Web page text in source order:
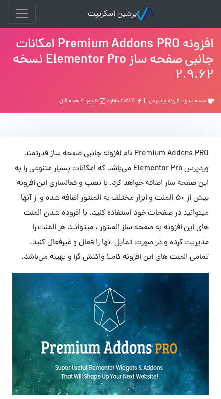
پرشین اسکریپت
افزونه Premium Addons PRO امکانات
جانبی صفحه ساز Elementor Pro نسخه
2.9.62
دسته بندی: افزونه وردپرس, | تاریخ: ۲ هفته قبل
Premium Addons PRO نام افزونه جانبی صفحه ساز قدرتمند
وردپرس Elementor Pro می‌باشد که امکانات بسیار متنوعی را به
این صفحه ساز اضافه خواهد کرد. با نصب و فعالسازی این افزونه
بیش از 50 المنت و ابزار مختلف به المنتور اضافه شده و از آنها
میتوانید در صفحات خود استفاده کنید. با افزوده شدن المنت
های این افزونه به صفحه ساز المنتور ، میتوانید هر المنت را
مدیریت کرده و در صورت تمایل آنها را فعال و غیرفعال کنید.
تمامی المنت های این افزونه کاملا واکنش گرا و بهینه می‌باشد.